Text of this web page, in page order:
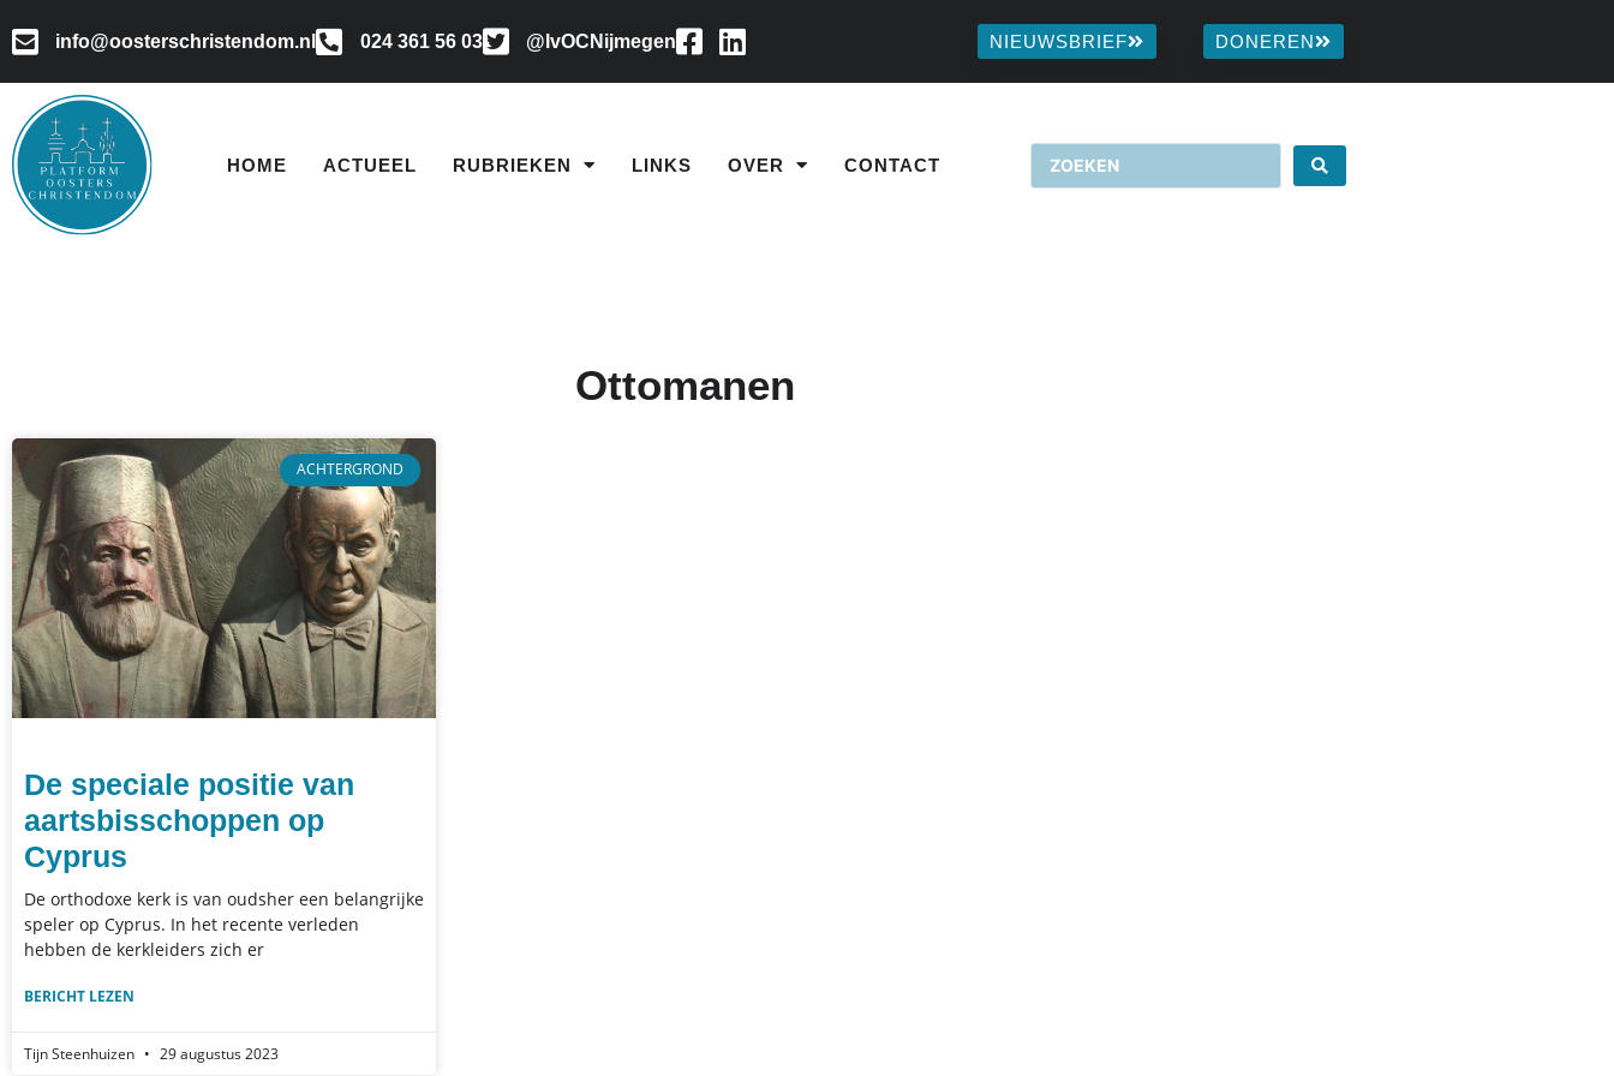
info@oosterschristendom.nl 024 361 56 03 @IvOCNijmegen NIEUWSBRIEF DONEREN
HOME ACTUEEL RUBRIEKEN LINKS OVER CONTACT
Ottomanen
ACHTERGROND
De speciale positie van
aartsbisschoppen op
Cyprus
De orthodoxe kerk is van oudsher een belangrijke
speler op Cyprus. In het recente verleden
hebben de kerkleiders zich er
BERICHT LEZEN
Tijn Steenhuizen 29 augustus 2023